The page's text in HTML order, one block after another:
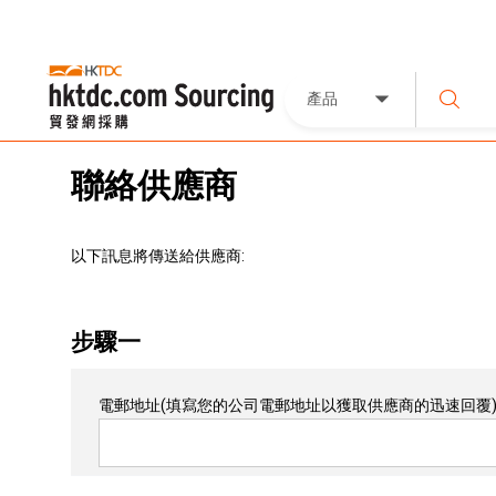
產品
聯絡供應商
以下訊息將傳送給供應商:
步驟一
電郵地址(填寫您的公司電郵地址以獲取供應商的迅速回覆)